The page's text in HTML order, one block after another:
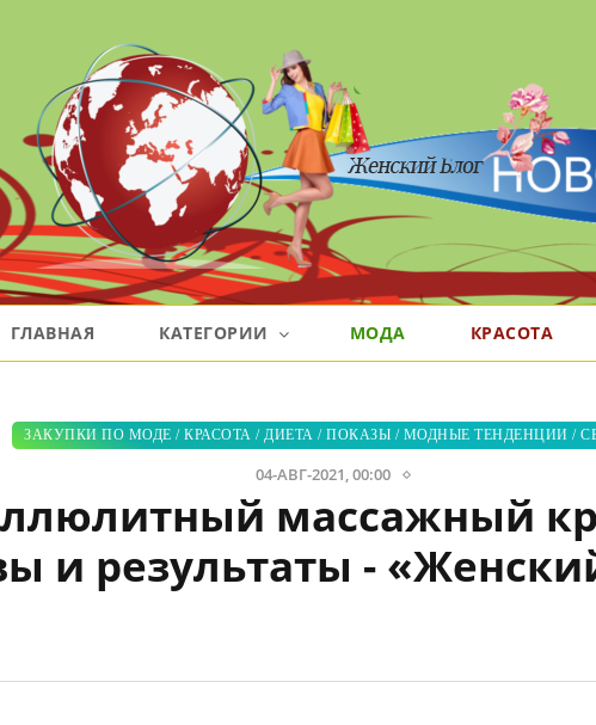
ГЛАВНАЯ КАТЕГОРИИ МОДА КРАСОТА
ЗАКУПКИ ПО МОДЕ /КРАСОТА /ДИЕТА /ПОКАЗЫ / МОДНЫЕ ТЕНДЕНЦИИ /
04-АВГ-2021, 00:00
массажный
и результаты -